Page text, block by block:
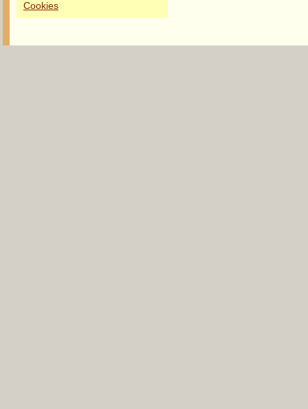
Cookies